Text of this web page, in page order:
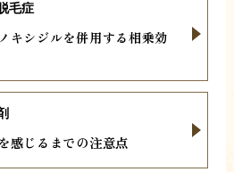
キシジルを併用する相乗効
毛症
感じるまでの注意点